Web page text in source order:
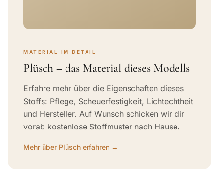
MATERIAL IM DETAIL
Plüsch – das Material dieses Modells
Erfahre mehr über die Eigenschaften dieses
Stoffs: Pflege, Scheuerfestigkeit, Lichtechtheit
und Hersteller. Auf Wunsch schicken wir dir
vorab kostenlose Stoffmuster nach Hause.
Mehr über Plüsch erfahren →